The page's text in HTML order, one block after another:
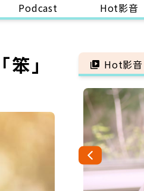
Podcast Hot影音
」
Hot影音